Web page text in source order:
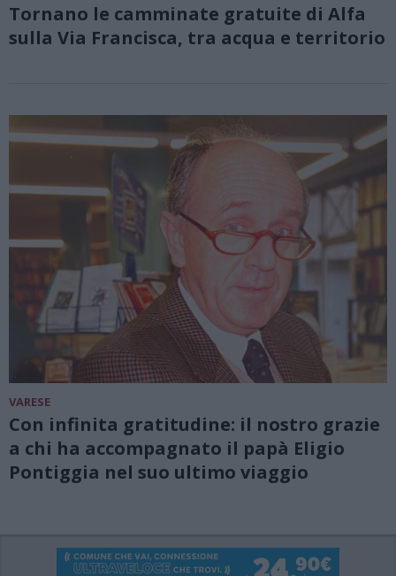
Tornano le camminate gratuite di Alfa
sulla Via Francisca, tra acqua e territorio
VARESE
Con infinita gratitudine: il nostro grazie
a chi ha accompagnato il papà Eligio
Pontiggia nel suo ultimo viaggio